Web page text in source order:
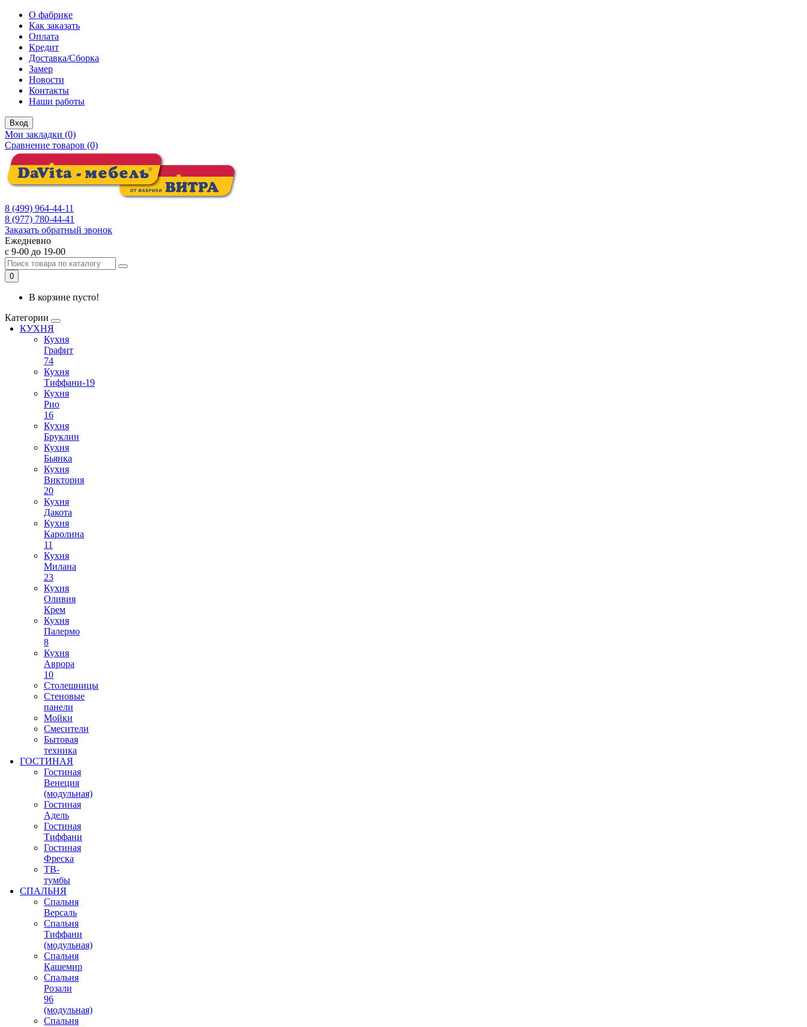
О фабрике
Как заказать
Оплата
Кредит
Доставка/Сборка
Замер
Новости
Контакты
Наши работы
Вход
Мои закладки (0)
Сравнение товаров (0)
8 (499) 964-44-11
8 (977) 780-44-41
Заказать обратный звонок
Ежедневно
с 9-00 до 19-00
0
В корзине пусто!
Категории
КУХНЯ
Кухня
Графит
74
Кухня
Тиффани-19
Кухня
Рио
16
Кухня
Бруклин
Кухня
Бьянка
Кухня
Виктория
20
Кухня
Дакота
Кухня
Каролина
11
Кухня
Милана
23
Кухня
Оливия
Крем
Кухня
Палермо
8
Кухня
Аврора
10
Столешницы
Стеновые
панели
Мойки
Смесители
Бытовая
техника
ГОСТИНАЯ
Гостиная
Венеция
(модульная)
Гостиная
Адель
Гостиная
Тиффани
Гостиная
Фреска
ТВ-
тумбы
СПАЛЬНЯ
Спальня
Версаль
Спальня
Тиффани
(модульная)
Спальня
Кашемир
Спальня
Розали
96
(модульная)
Спальня